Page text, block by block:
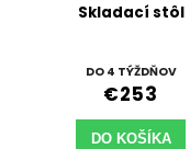
Skladací stôl
DO 4 TÝŽDŇOV
€253
DO KOŠÍKA